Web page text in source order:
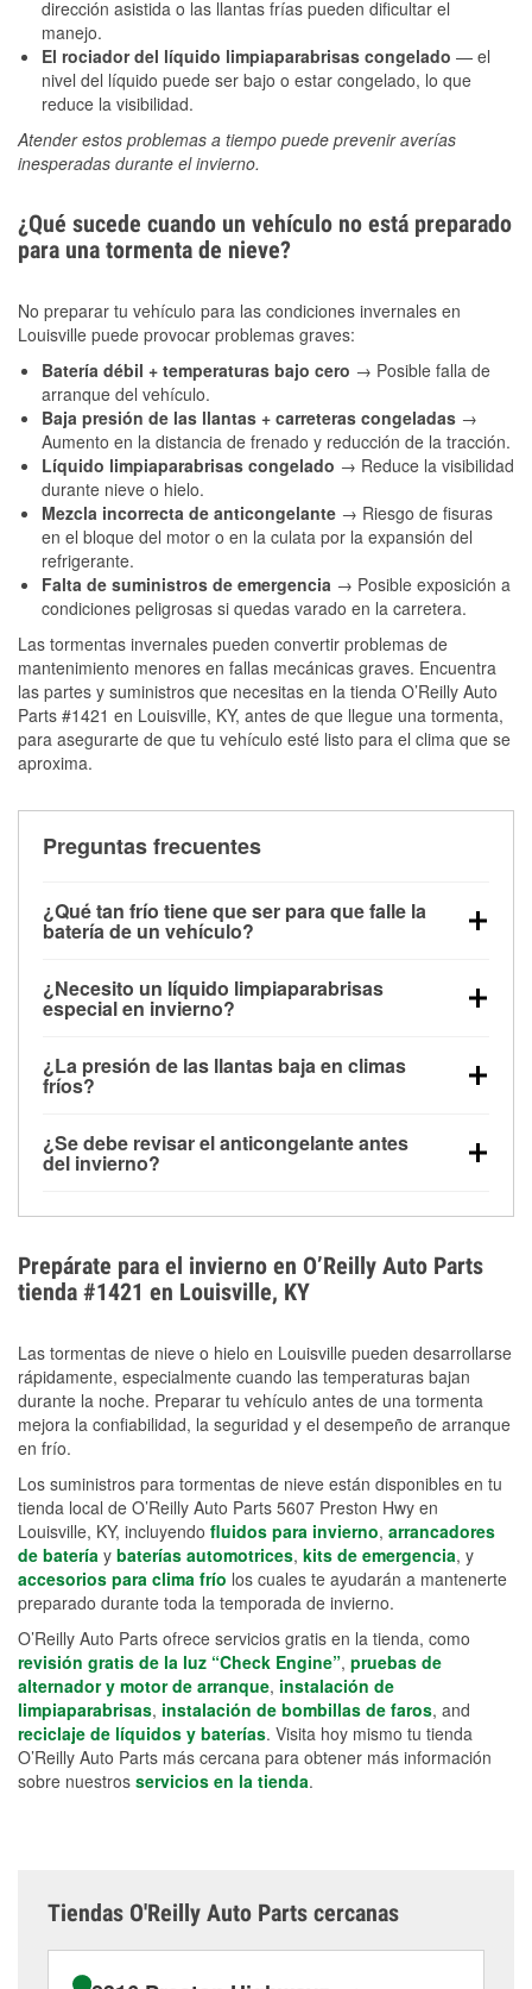
dirección asistida o las llantas frías pueden dificultar el
manejo.
El rociador del líquido limpiaparabrisas congelado — el
nivel del líquido puede ser bajo o estar congelado, lo que
reduce la visibilidad.
Atender estos problemas a tiempo puede prevenir averías
inesperadas durante el invierno.
¿Qué sucede cuando un vehículo no está preparado
para una tormenta de nieve?
No preparar tu vehículo para las condiciones invernales en
Louisville puede provocar problemas graves:
Batería débil + temperaturas bajo cero → Posible falla de
arranque del vehículo.
Baja presión de las llantas + carreteras congeladas →
Aumento en la distancia de frenado y reducción de la tracción.
Líquido limpiaparabrisas congelado → Reduce la visibilidad
durante nieve o hielo.
Mezcla incorrecta de anticongelante → Riesgo de fisuras
en el bloque del motor o en la culata por la expansión del
refrigerante.
Falta de suministros de emergencia → Posible exposición a
condiciones peligrosas si quedas varado en la carretera.
Las tormentas invernales pueden convertir problemas de
mantenimiento menores en fallas mecánicas graves. Encuentra
las partes y suministros que necesitas en la tienda O’Reilly Auto
Parts #1421 en Louisville, KY, antes de que llegue una tormenta,
para asegurarte de que tu vehículo esté listo para el clima que se
aproxima.
Preguntas frecuentes
¿Qué tan frío tiene que ser para que falle la
batería de un vehículo?
debajo de los 32 °F y puede perder hasta la mitad de
su potencia de arranque cerca de los 0 °F, lo que
arranque.
¿Necesito un líquido limpiaparabrisas
especial en invierno?
la congelación y ayuda a disolver la sal y la nieve
derretida en la carretera para mejorar la visibilidad.
¿La presión de las llantas baja en climas
fríos?
alrededor de 1 PSI por cada 10 °F que baja la
temperatura. Puedes obtener más información sobre
¿Se debe revisar el anticongelante antes
del invierno?
el sobrecalentamiento en condiciones de frío
extremo. Aprende cómo comprobar la protección
anticongelante en nuestra sección How-To.
Prepárate para el invierno en O’Reilly Auto Parts
tienda #1421 en Louisville, KY
Las tormentas de nieve o hielo en Louisville pueden desarrollarse
rápidamente, especialmente cuando las temperaturas bajan
durante la noche. Preparar tu vehículo antes de una tormenta
mejora la confiabilidad, la seguridad y el desempeño de arranque
en frío.
Los suministros para tormentas de nieve están disponibles en tu
tienda local de O’Reilly Auto Parts 5607 Preston Hwy en
Louisville, KY, incluyendo fluidos para invierno, arrancadores
de batería y baterías automotrices, kits de emergencia, y
accesorios para clima frío los cuales te ayudarán a mantenerte
preparado durante toda la temporada de invierno.
O’Reilly Auto Parts ofrece servicios gratis en la tienda, como
revisión gratis de la luz “Check Engine”, pruebas de
alternador y motor de arranque, instalación de
limpiaparabrisas, instalación de bombillas de faros, and
reciclaje de líquidos y baterías. Visita hoy mismo tu tienda
O’Reilly Auto Parts más cercana para obtener más información
sobre nuestros servicios en la tienda.
Tiendas O'Reilly Auto Parts cercanas